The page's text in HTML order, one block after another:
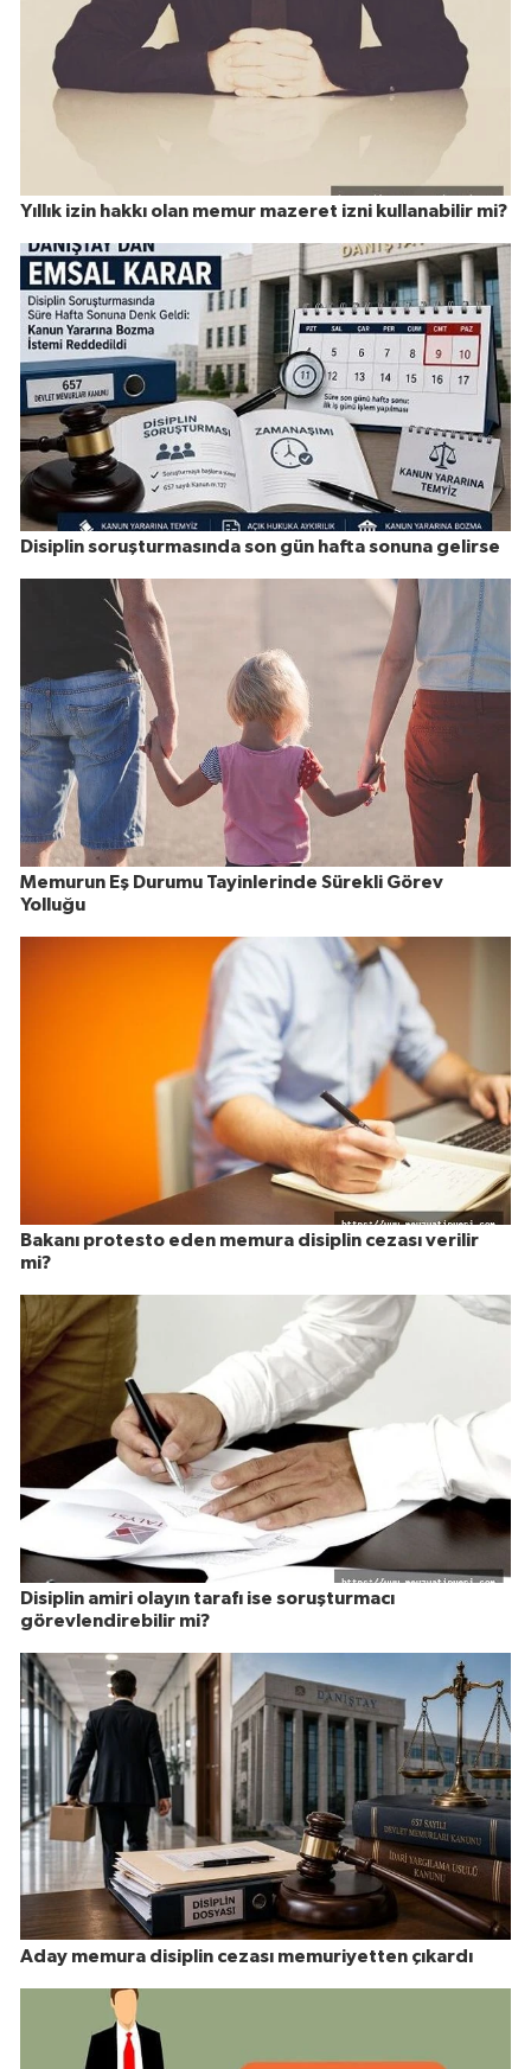
Yıllık izin hakkı olan memur mazeret izni kullanabilir mi?
Disiplin soruşturmasında son gün hafta sonuna gelirse
Memurun Eş Durumu Tayinlerinde Sürekli Görev
Yolluğu
Bakanı protesto eden memura disiplin cezası verilir
mi?
Disiplin amiri olayın tarafı ise soruşturmacı
görevlendirebilir mi?
Aday memura disiplin cezası memuriyetten çıkardı